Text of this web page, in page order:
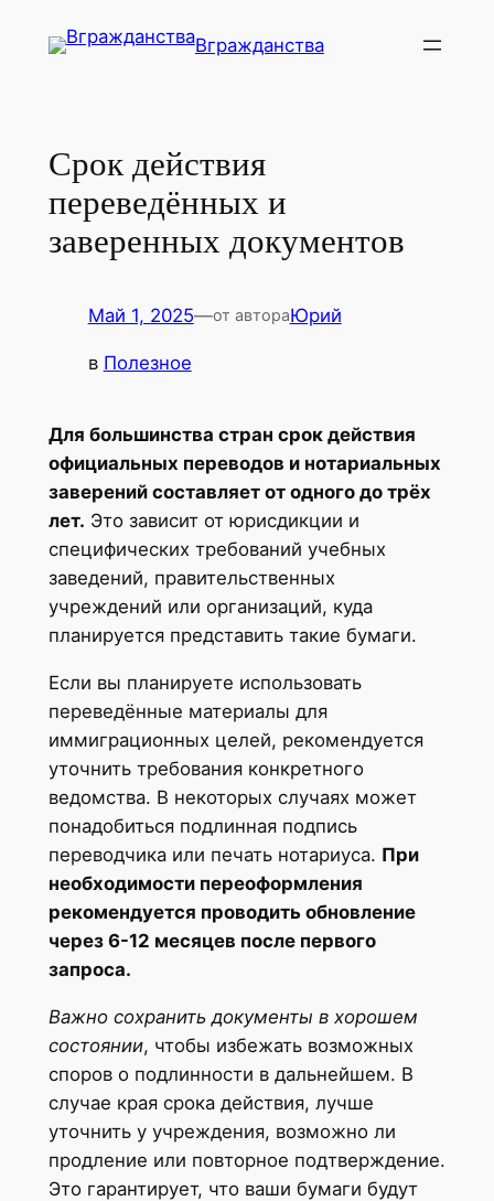
Вгражданства
Срок действия
переведённых и
заверенных документов
Май 1, 2025—от автораЮрий
в Полезное
Для большинства стран срок действия
официальных переводов и нотариальных
заверений составляет от одного до трёх
лет. Это зависит от юрисдикции и
специфических требований учебных
заведений, правительственных
учреждений или организаций, куда
планируется представить такие бумаги.
Если вы планируете использовать
переведённые материалы для
иммиграционных целей, рекомендуется
уточнить требования конкретного
ведомства. В некоторых случаях может
понадобиться подлинная подпись
переводчика или печать нотариуса. При
необходимости переоформления
рекомендуется проводить обновление
через 6-12 месяцев после первого
запроса.
Важно сохранить документы в хорошем
состоянии, чтобы избежать возможных
споров о подлинности в дальнейшем. В
случае края срока действия, лучше
уточнить у учреждения, возможно ли
продление или повторное подтверждение.
Это гарантирует, что ваши бумаги будут